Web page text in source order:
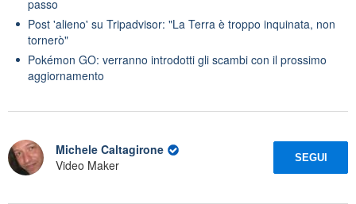
passo
Post 'alieno' su Tripadvisor: "La Terra è troppo inquinata, non
tornerò"
Pokémon GO: verranno introdotti gli scambi con il prossimo
aggiornamento
Michele Caltagirone
Video Maker
SEGUI